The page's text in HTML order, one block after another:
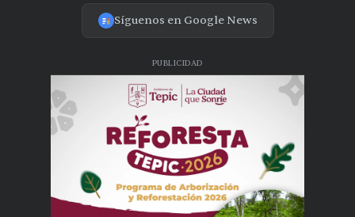
Síguenos en Google News
PUBLICIDAD